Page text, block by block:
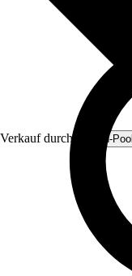
Verkauf durch: Fresh-Pool